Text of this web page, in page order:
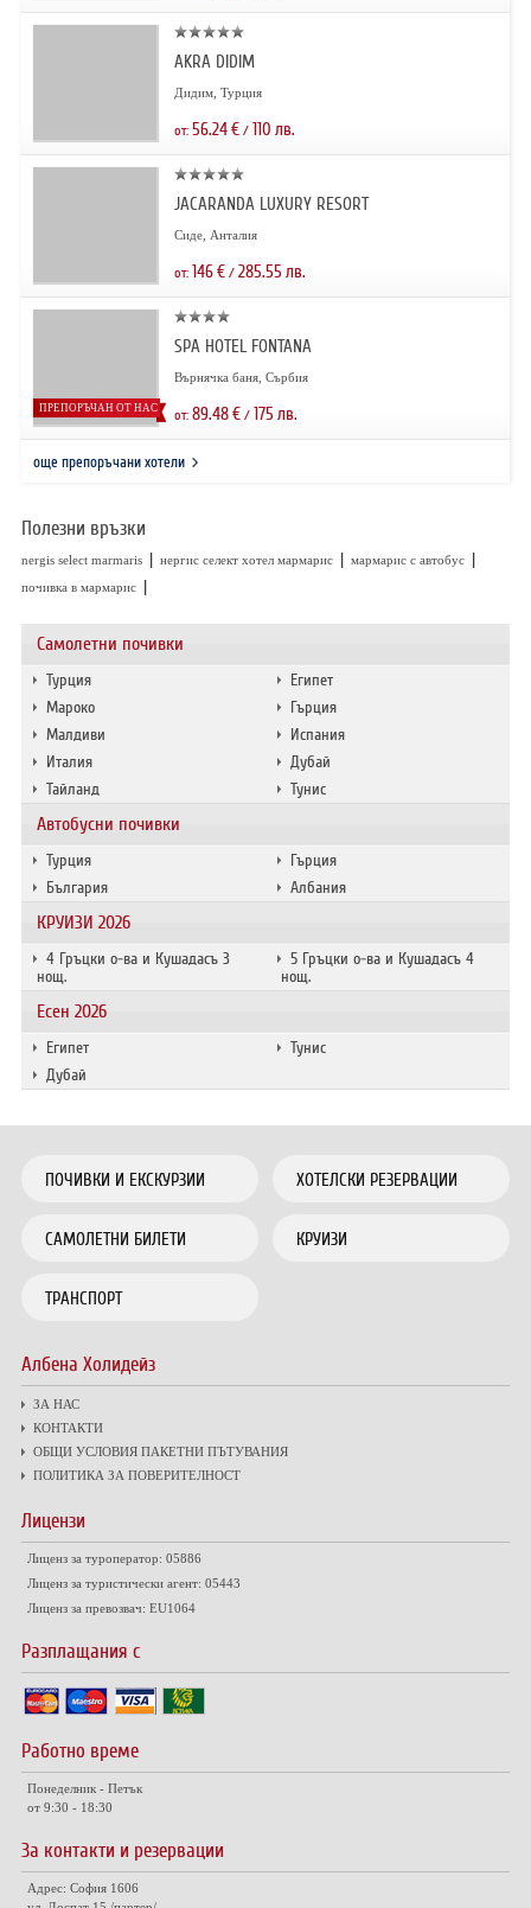
Самолетни почивки
Турция
Египет
Мароко
Гърция
Малдиви
Испания
Италия
Дубай
Тайланд
Тунис
Автобусни почивки
Турция
Гърция
България
Албания
КРУИЗИ 2026
4 Гръцки о-ва и Кушадасъ 3
нощ.
5 Гръцки о-ва и Кушадасъ 4
нощ.
Есен 2026
Египет
Тунис
Дубай
AKRA DIDIM
Дидим, Турция
от: 56.24€/ 110 лв.
JACARANDA LUXURY RESORT
Сиде, Анталия
от: 146€/ 285.55 лв.
ПРЕПОРЪЧАН ОТ НАС
SPA HOTEL FONTANA
Върнячка баня, Сърбия
от: 89.48€/ 175 лв.
още препоръчани хотели
Полезни връзки
nergis select marmaris | нергис селект хотел мармарис | мармарис с автобус |
почивка в мармарис |
ПОЧИВКИ И ЕКСКУРЗИИ ХОТЕЛСКИ РЕЗЕРВАЦИИ
САМОЛЕТНИ БИЛЕТИ КРУИЗИ
ТРАНСПОРТ
Албена Холидейз
ЗА НАС
КОНТАКТИ
ОБЩИ УСЛОВИЯ ПАКЕТНИ ПЪТУВАНИЯ
ПОЛИТИКА ЗА ПОВЕРИТЕЛНОСТ
Лицензи
Лиценз за туроператор: 05886
Лиценз за туристически агент: 05443
Лиценз за превозвач: EU1064
Разплащания с
Работно време
Понеделник - Петък
от 9:30 - 18:30
За контакти и резервации
Адрес: София 1606